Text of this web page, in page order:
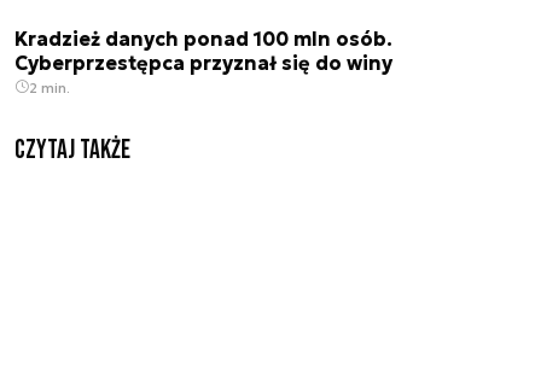
Kradzież danych ponad 100 mln osób.
Cyberprzestępca przyznał się do winy
2 min.
Czytaj także